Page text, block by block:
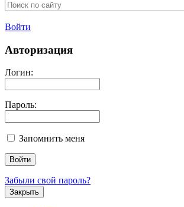
Войти
Авторизация
Логин:
Пароль:
Запомнить меня
Забыли свой пароль?
Закрыть